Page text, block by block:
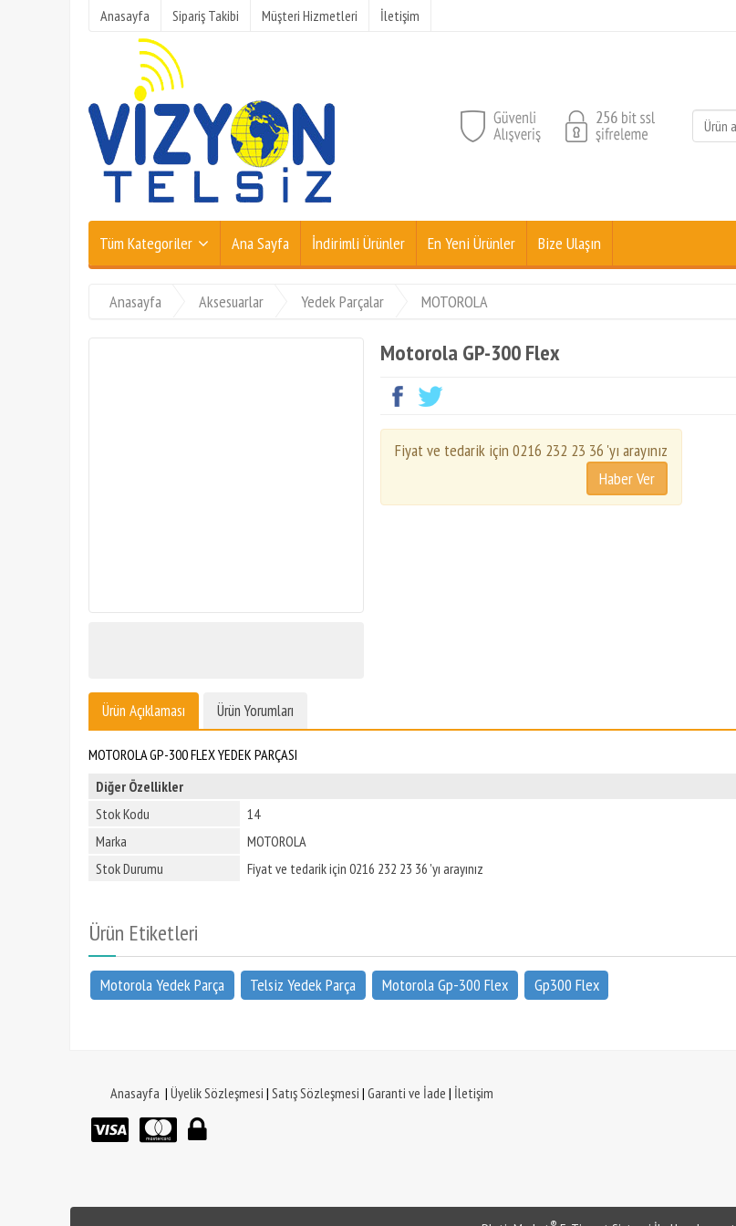
Anasayfa Sipariş Takibi Müşteri Hizmetleri İletişim
Tüm Kategoriler Ana Sayfa İndirimli Ürünler En Yeni Ürünler Bize Ulaşın
Anasayfa Aksesuarlar Yedek Parçalar MOTOROLA
Motorola GP-300 Flex
Fiyat ve tedarik için 0216 232 23 36 'yı arayınız
Ürün Açıklaması Ürün Yorumları
MOTOROLA GP-300 FLEX YEDEK PARÇASI
Diğer Özellikler
Stok Kodu
14
Marka
MOTOROLA
Stok Durumu
Fiyat ve tedarik için 0216 232 23 36 'yı arayınız
Ürün Etiketleri
Motorola Yedek Parça Telsiz Yedek Parça Motorola Gp-300 Flex Gp300 Flex
Anasayfa | Üyelik Sözleşmesi | Satış Sözleşmesi | Garanti ve İade | İletişim